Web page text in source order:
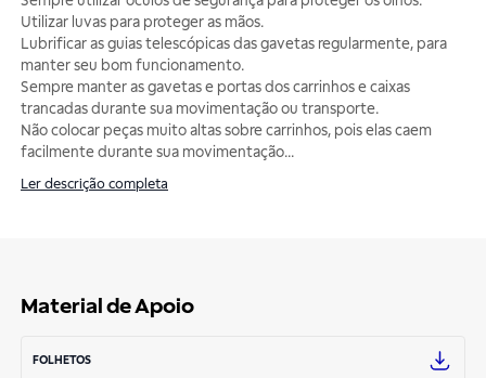
Utilizar luvas para proteger as mãos.
Lubrificar as guias telescópicas das gavetas regularmente, para
manter seu bom funcionamento.
Sempre manter as gavetas e portas dos carrinhos e caixas
trancadas durante sua movimentação ou transporte.
Não colocar peças muito altas sobre carrinhos, pois elas caem
facilmente durante sua movimentação...
Ler descrição completa
Material de Apoio
FOLHETOS